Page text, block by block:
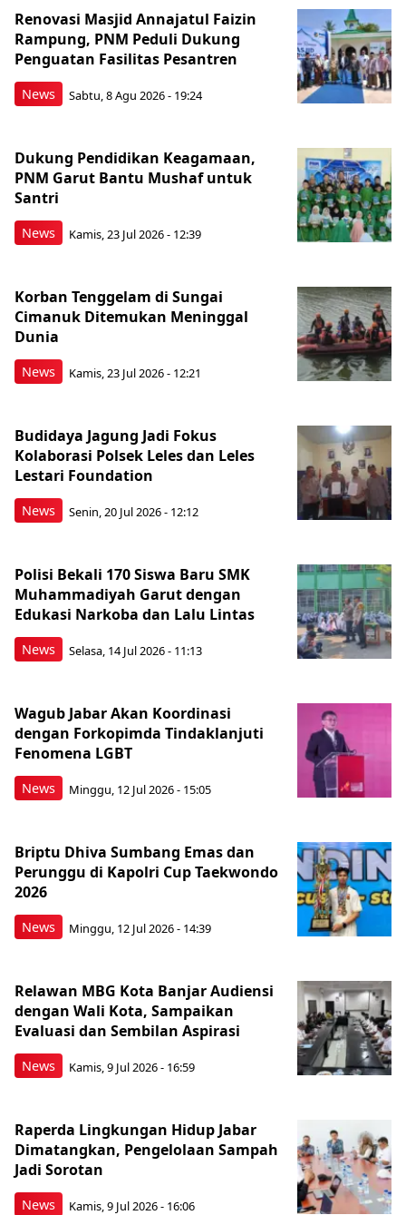
News
Renovasi Masjid Annajatul Faizin
Rampung, PNM Peduli Dukung
Penguatan Fasilitas Pesantren
Sabtu, 8 Agu 2026 - 19:24
News
Dukung Pendidikan Keagamaan,
PNM Garut Bantu Mushaf untuk
Santri
Kamis, 23 Jul 2026 - 12:39
News
Korban Tenggelam di Sungai
Cimanuk Ditemukan Meninggal
Dunia
Kamis, 23 Jul 2026 - 12:21
News
Budidaya Jagung Jadi Fokus
Kolaborasi Polsek Leles dan Leles
Lestari Foundation
Senin, 20 Jul 2026 - 12:12
News
Polisi Bekali 170 Siswa Baru SMK
Muhammadiyah Garut dengan
Edukasi Narkoba dan Lalu Lintas
Selasa, 14 Jul 2026 - 11:13
News
Wagub Jabar Akan Koordinasi
dengan Forkopimda Tindaklanjuti
Fenomena LGBT
Minggu, 12 Jul 2026 - 15:05
News
Briptu Dhiva Sumbang Emas dan
Perunggu di Kapolri Cup Taekwondo
2026
Minggu, 12 Jul 2026 - 14:39
News
Relawan MBG Kota Banjar Audiensi
dengan Wali Kota, Sampaikan
Evaluasi dan Sembilan Aspirasi
Kamis, 9 Jul 2026 - 16:59
News
Raperda Lingkungan Hidup Jabar
Dimatangkan, Pengelolaan Sampah
Jadi Sorotan
Kamis, 9 Jul 2026 - 16:06